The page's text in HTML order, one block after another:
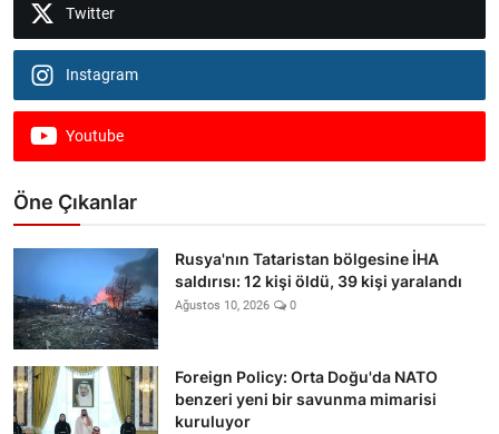
Twitter
Instagram
Youtube
Öne Çıkanlar
Rusya'nın Tataristan bölgesine İHA
saldırısı: 12 kişi öldü, 39 kişi yaralandı
Ağustos 10, 2026 0
Foreign Policy: Orta Doğu'da NATO
benzeri yeni bir savunma mimarisi
kuruluyor